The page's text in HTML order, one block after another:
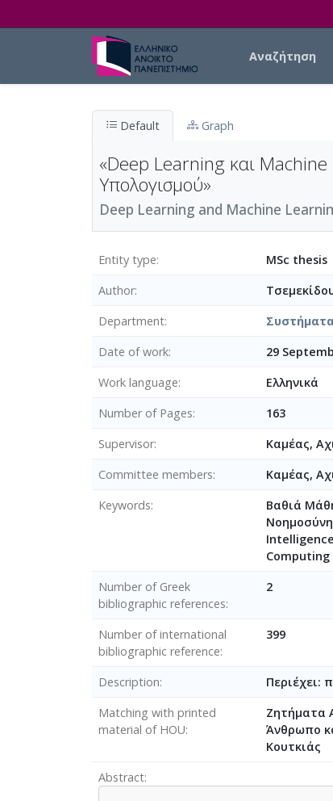
Αναζήτηση
Default Graph
«Deep Learning και
Υπολογισμού»
Deep Learning and Machine
Entity type
MSc thesis
Author
Department
Date of work
29
Work language
Ελληνικά
Number of Pages
163
Supervisor
Καμέας,
Committee members
Καμέας,
Keywords
Βαθιά
Number of Greek
bibliographic references
2
Number of international
bibliographic reference
399
Description
Περιέχει:
Matching with printed
material of HOU
Ζητήματα
Άνθρωπο
Κουτκιάς
Abstract